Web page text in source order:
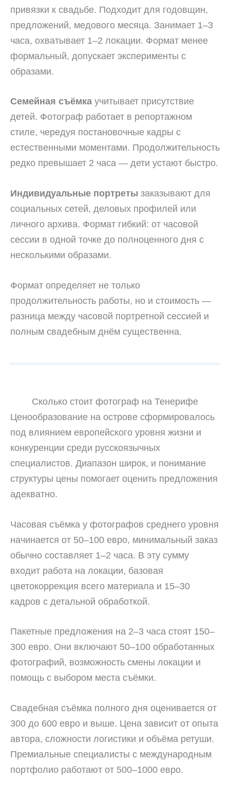
привязки к свадьбе. Подходит для годовщин,
предложений, медового месяца. Занимает 1–3
часа, охватывает 1–2 локации. Формат менее
формальный, допускает эксперименты с
образами.
Семейная съёмка учитывает присутствие
детей. Фотограф работает в репортажном
стиле, чередуя постановочные кадры с
естественными моментами. Продолжительность
редко превышает 2 часа — дети устают быстро.
Индивидуальные портреты заказывают для
социальных сетей, деловых профилей или
личного архива. Формат гибкий: от часовой
сессии в одной точке до полноценного дня с
несколькими образами.
Формат определяет не только
продолжительность работы, но и стоимость —
разница между часовой портретной сессией и
полным свадебным днём существенна.
Сколько стоит фотограф на Тенерифе
Ценообразование на острове сформировалось
под влиянием европейского уровня жизни и
конкуренции среди русскоязычных
специалистов. Диапазон широк, и понимание
структуры цены помогает оценить предложения
адекватно.
Часовая съёмка у фотографов среднего уровня
начинается от 50–100 евро, минимальный заказ
обычно составляет 1–2 часа. В эту сумму
входит работа на локации, базовая
цветокоррекция всего материала и 15–30
кадров с детальной обработкой.
Пакетные предложения на 2–3 часа стоят 150–
300 евро. Они включают 50–100 обработанных
фотографий, возможность смены локации и
помощь с выбором места съёмки.
Свадебная съёмка полного дня оценивается от
300 до 600 евро и выше. Цена зависит от опыта
автора, сложности логистики и объёма ретуши.
Премиальные специалисты с международным
портфолио работают от 500–1000 евро.